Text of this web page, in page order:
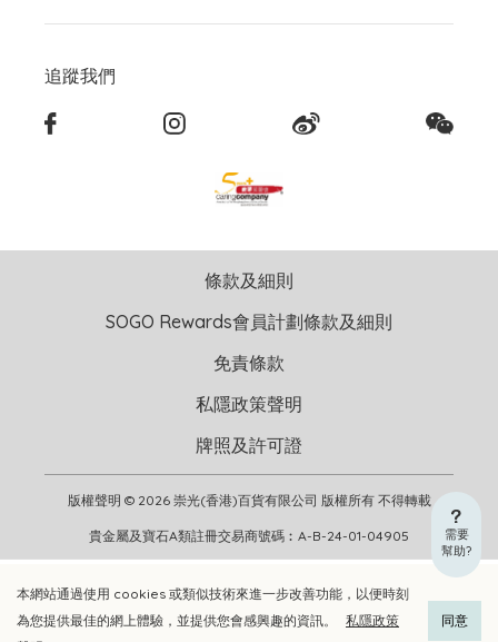
加入購物車 立即選購
本網站通過使用 cookies 或類似技術來進一步改善功能，以便時刻
為您提供最佳的網上體驗，並提供您會感興趣的資訊。
私隱政策
同意
需要
幫助?
追蹤我們
版權聲明 © 2026 崇光(香港)百貨有限公司 版權所有 不得轉載
貴金屬及寶石A類註冊交易商號碼︰A-B-24-01-04905
條款及細則
SOGO Rewards會員計劃條款及細則
免責條款
私隱政策聲明
牌照及許可證